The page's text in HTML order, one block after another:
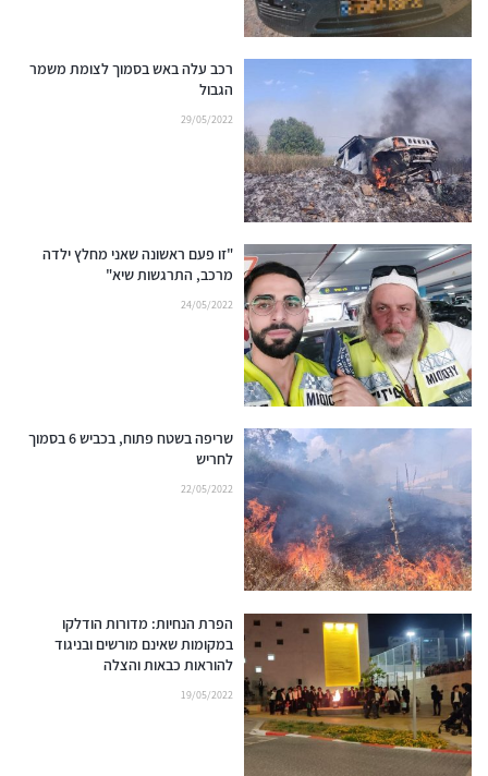
רכב עלה באש בסמוך לצומת משמר
הגבול
29/05/2022
"זו פעם ראשונה שאני מחלץ ילדה
מרכב, התרגשות שיא"
24/05/2022
שריפה בשטח פתוח, בכביש 6 בסמוך
לחריש
22/05/2022
הפרת הנחיות: מדורות הודלקו
במקומות שאינם מורשים ובניגוד
להוראות כבאות והצלה
19/05/2022